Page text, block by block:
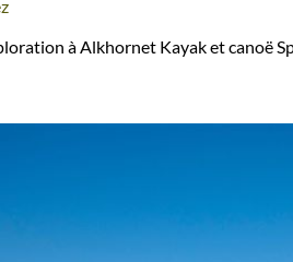
à Alkhornet Kayak et canoë